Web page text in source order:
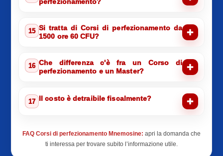
15 Si tratta di Corsi di perfezionamento da
1500 ore 60 CFU?
16 Che differenza c'è fra un Corso di
perfezionamento e un Master?
17 Il costo è detraibile fiscalmente?
FAQ Corsi di perfezionamento Mnemosine: apri la domanda che
ti interessa per trovare subito l’informazione utile.